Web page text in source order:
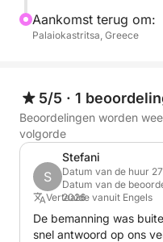
Aankomst terug om:
Palaiokastritsa, Greece
5/5 · 1
Beoordelingen worden
volgorde
S
Stefani
Datum van de huur
Datum van de
2026
Vertaalde vanuit Engels
De bemanning was
snel antwoord op ons